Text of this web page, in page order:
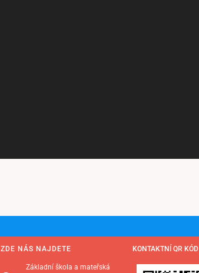
ZDE NÁS NAJDETE
Základní škola a mateřská
KONTAKTNÍ QR KÓD